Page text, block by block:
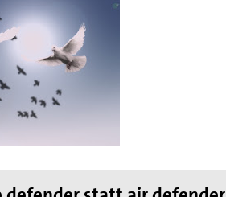
des weltweiten
des II. Weltkrieges,
die Hand